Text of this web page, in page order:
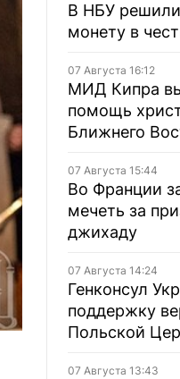
В НБУ
монету в
07 Августа 16:12
МИД Кипра
помощь
Ближнего
07 Августа 15:44
Во Франции
мечеть за
джихаду
07 Августа 14:24
Генконсул
поддержку
Польской
07 Августа 13:43